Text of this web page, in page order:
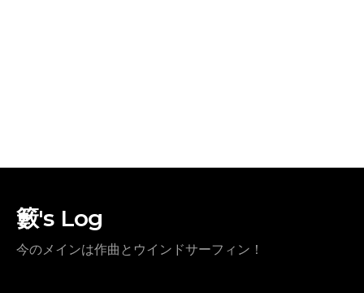
籔's Log
今のメインは作曲とウインドサーフィン！